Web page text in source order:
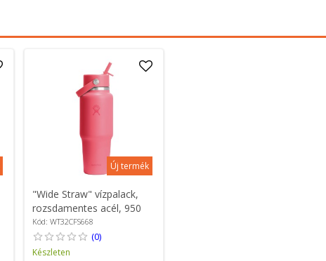
Új termék
"Wide Straw" vízpalack,
rozsdamentes acél, 950
ml, Popstar Pink - Hydro
Flask
Kód: WT32CFS668
(0)
Készleten